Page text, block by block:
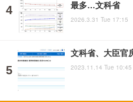
最多…文科省
2026.3.31 Tue 17:15
文科省、大臣官
2023.11.14 Tue 10:45